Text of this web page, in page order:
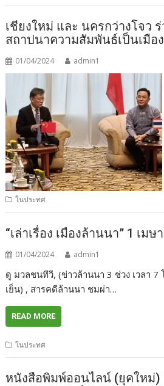
เชียงใหม่ และ นครกว่างโจว
สถาปนาความสัมพันธ์เป็นเมือ
01/04/2024 admin1
ในประทศ
“เล่าเรื่อง เมืองล้านนา” 1 เมษ
01/04/2024 admin1
ดู มวลชนทีวี, (ข่าวล้านนา 3 ช่วง เวลา 7
เย็น) , สารคดีล้านนา ชมผ่า…
READ MORE
ในประทศ
หนังสือพิมพ์ออนไลน์ (ยุคใหม่)